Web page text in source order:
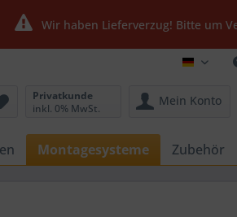
Wir haben Lieferverzug! Bitte um
Privatkunde
inkl. 0% MwSt.
Mein Konto
Montagesysteme Zubehör